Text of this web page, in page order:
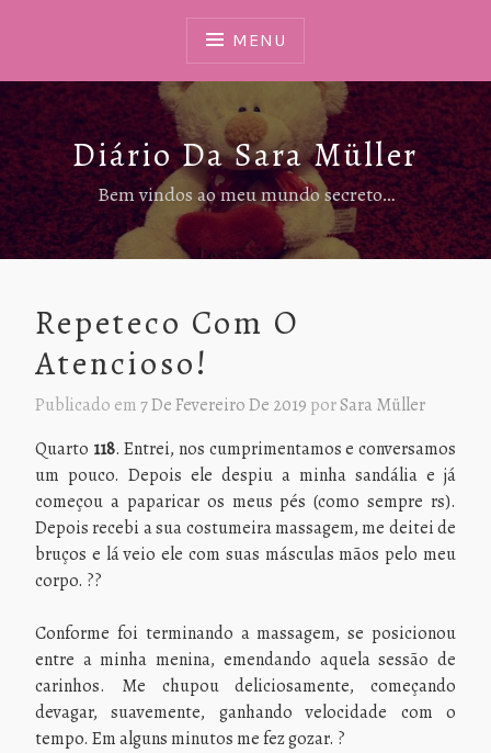
MENU
Diário Da Sara Müller
Bem vindos ao meu mundo secreto…
Repeteco Com O
Atencioso!
Publicado em 7 De Fevereiro De 2019 porSara Müller
Quarto 118. Entrei, nos cumprimentamos e conversamos
um pouco. Depois ele despiu a minha sandália e já
começou a paparicar os meus pés (como sempre rs).
Depois recebi a sua costumeira massagem, me deitei de
bruços e lá veio ele com suas másculas mãos pelo meu
corpo. ??
Conforme foi terminando a massagem, se posicionou
entre a minha menina, emendando aquela sessão de
carinhos. Me chupou deliciosamente, começando
devagar, suavemente, ganhando velocidade com o
tempo. Em alguns minutos me fez gozar. ?